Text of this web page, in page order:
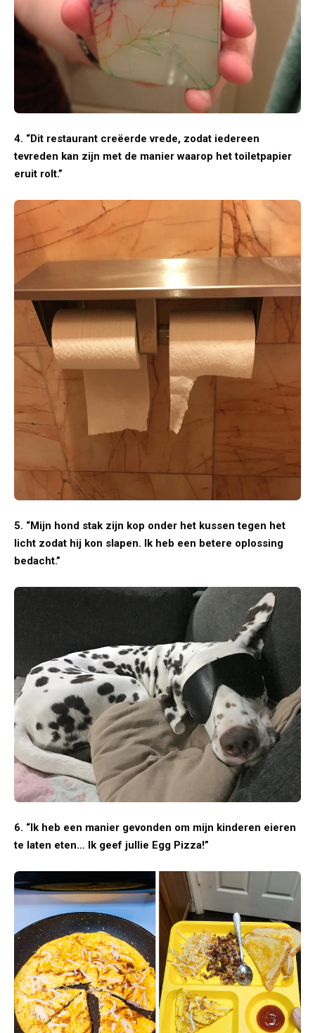
4. “Dit restaurant creëerde vrede, zodat iedereen
tevreden kan zijn met de manier waarop het toiletpapier
eruit rolt.”
5. “Mijn hond stak zijn kop onder het kussen tegen het
licht zodat hij kon slapen. Ik heb een betere oplossing
bedacht.”
6. “Ik heb een manier gevonden om mijn kinderen eieren
te laten eten… Ik geef jullie Egg Pizza!”